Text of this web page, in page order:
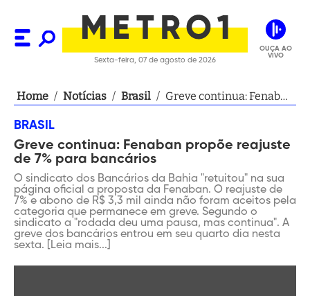
Sexta-feira, 07 de agosto de 2026
OUÇA AO
VIVO
Home / Notícias / Brasil / Greve continua: Fenaban
BRASIL
Greve continua: Fenaban propõe reajuste
de 7% para bancários
O sindicato dos Bancários da Bahia "retuitou" na sua
página oficial a proposta da Fenaban. O reajuste de
7% e abono de R$ 3,3 mil ainda não foram aceitos pela
categoria que permanece em greve. Segundo o
sindicato a "rodada deu uma pausa, mas continua". A
greve dos bancários entrou em seu quarto dia nesta
sexta. [Leia mais...]